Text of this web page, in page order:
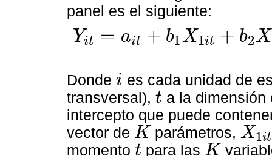
panel es el siguiente:
Yit = ait + b1X1it + b2X
Yit =ai b1X it+b2X 2it+…+b Xkit+Uit con =1,…,n;t
Donde i
i
es cada unidad de
transversal), t
t
a la
intercepto que puede
vector de K
K parámetros, X1it
X1it
momento t
t para las K
K